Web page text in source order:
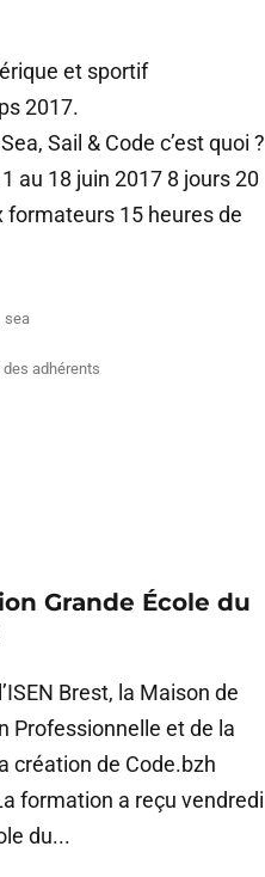
et sportif
2017.
Sail & Code c’est quoi ?
au 18 juin 2017 8 jours 20
15 heures de
sea
adhérents
Grande École du
Brest, la Maison de
Professionnelle et de la
création de Code.bzh
formation a reçu vendredi
du...